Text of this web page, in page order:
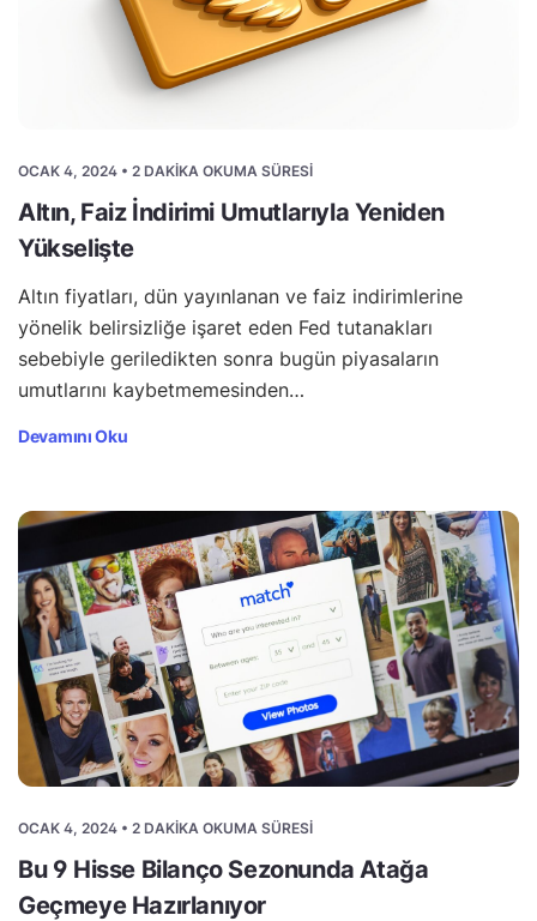
OCAK 4, 2024 • 2 DAKIKA OKUMA SÜRESI
Altın, Faiz İndirimi Umutlarıyla Yeniden
Yükselişte
Altın fiyatları, dün yayınlanan ve faiz indirimlerine
yönelik belirsizliğe işaret eden Fed tutanakları
sebebiyle geriledikten sonra bugün piyasaların
umutlarını kaybetmemesinden…
Devamını Oku
OCAK 4, 2024 • 2 DAKIKA OKUMA SÜRESI
Bu 9 Hisse Bilanço Sezonunda Atağa
Geçmeye Hazırlanıyor